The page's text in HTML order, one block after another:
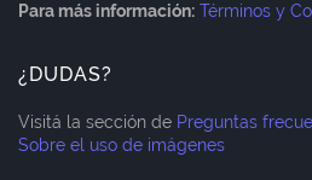
Para más información: Términos y
¿DUDAS?
Visitá la sección de Preguntas
Sobre el uso de imágenes